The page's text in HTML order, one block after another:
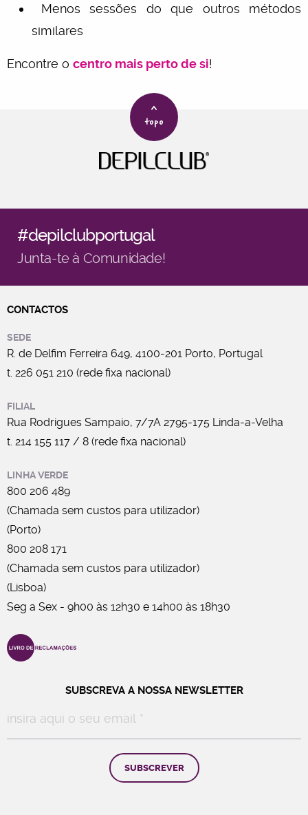
Menos sessões do que outros métodos
similares
Encontre o centro mais perto de si!
>
topo
#depilclubportugal
Junta-te à Comunidade!
CONTACTOS
SEDE
R. de Delfim Ferreira 649, 4100-201 Porto, Portugal
t. 226 051 210 (rede fixa nacional)
FILIAL
Rua Rodrigues Sampaio, 7/7A 2795-175 Linda-a-Velha
t. 214 155 117 / 8 (rede fixa nacional)
LINHA VERDE
800 206 489
(Chamada sem custos para utilizador)
(Porto)
800 208 171
(Chamada sem custos para utilizador)
(Lisboa)
Seg a Sex - 9h00 às 12h30 e 14h00 às 18h30
SUBSCREVA A NOSSA NEWSLETTER